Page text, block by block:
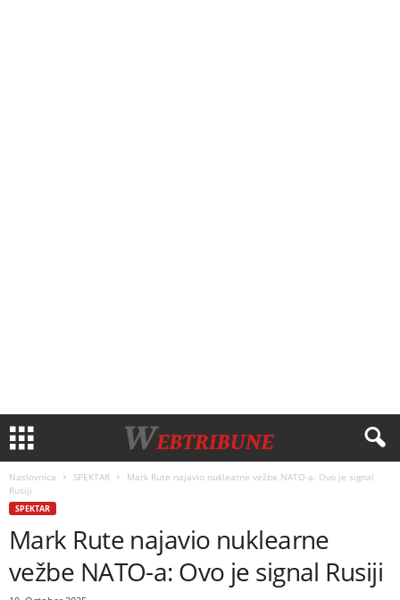
Naslovnica SPEKTAR
Mark Rute najavio nuklearne vežbe NATO-a: Ovo je signal
Rusiji
SPEKTAR
Mark Rute najavio nuklearne
vežbe NATO-a: Ovo je signal Rusiji